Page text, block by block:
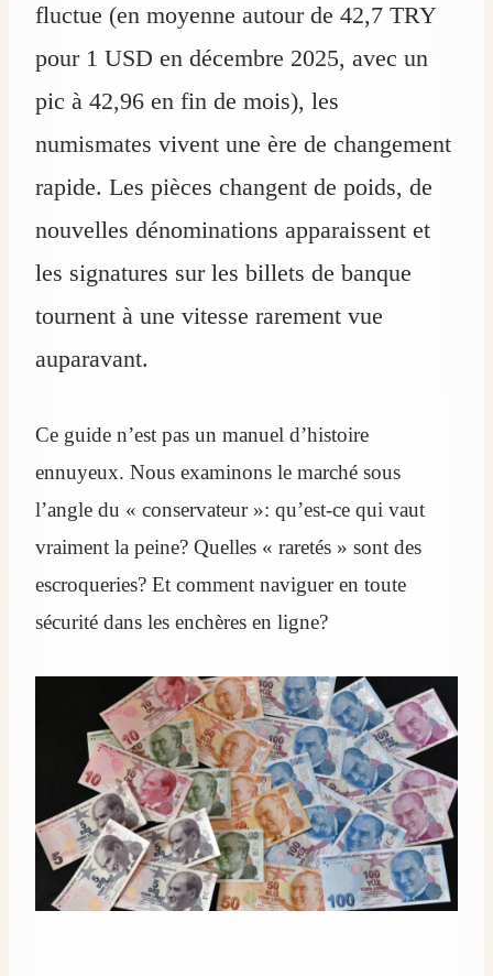
fluctue (en moyenne autour de 42,7 TRY
pour 1 USD en décembre 2025, avec un
pic à 42,96 en fin de mois), les
numismates vivent une ère de changement
rapide. Les pièces changent de poids, de
nouvelles dénominations apparaissent et
les signatures sur les billets de banque
tournent à une vitesse rarement vue
auparavant.
Ce guide n’est pas un manuel d’histoire
ennuyeux. Nous examinons le marché sous
l’angle du « conservateur »: qu’est-ce qui vaut
vraiment la peine? Quelles « raretés » sont des
escroqueries? Et comment naviguer en toute
sécurité dans les enchères en ligne?